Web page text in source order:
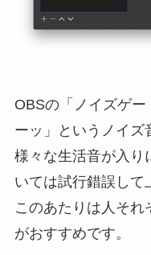
OBSの「ノイズゲ
ーッ」というノイズ
様々な生活音が入り
いては試行錯誤して
このあたりは人そ
がおすすめです。